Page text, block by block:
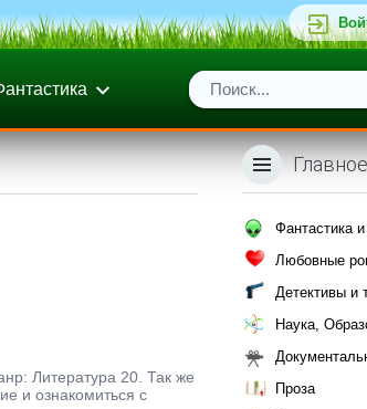
Литература 20. Так же
и ознакомиться с
Фантастика
Любовные
Детективы и
Наука,
Проза